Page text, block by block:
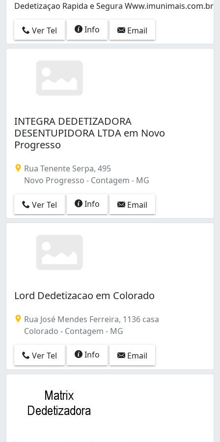
Dedetizaçao Rapida e Segura Www.imunimais.com.br
Ver Tel Info Email
INTEGRA DEDETIZADORA
DESENTUPIDORA LTDA em Novo
Progresso
Rua Tenente Serpa, 495
Novo Progresso - Contagem - MG
Ver Tel Info Email
Lord Dedetizacao em Colorado
Rua José Mendes Ferreira, 1136 casa
Colorado - Contagem - MG
Ver Tel Info Email